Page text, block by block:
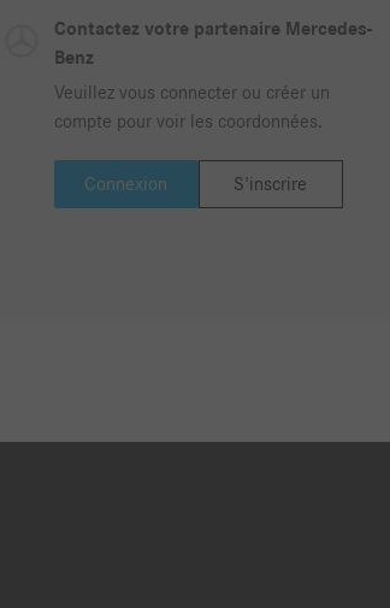
Contactez votre partenaire Mercedes-
Benz
Veuillez vous connecter ou créer un
compte pour voir les coordonnées.
Connexion S'inscrire